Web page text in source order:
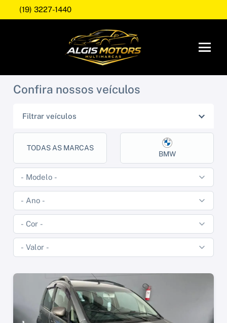
(19) 3227-1440
Confira nossos veículos
Filtrar veículos
TODAS AS MARCAS
BMW